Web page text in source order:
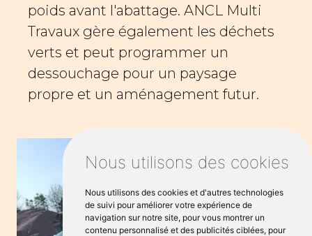
Nous utilisons des cookies
Nous utilisons des cookies et d'autres technologies
de suivi pour améliorer votre expérience de
navigation sur notre site, pour vous montrer un
contenu personnalisé et des publicités ciblées, pour
poids avant l'abattage. ANCL Multi
Travaux gère également les déchets
verts et peut programmer un
dessouchage pour un paysage
propre et un aménagement futur.